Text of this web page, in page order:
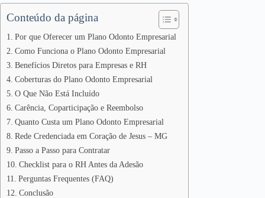
Conteúdo da página
Por que Oferecer um Plano Odonto Empresarial
Como Funciona o Plano Odonto Empresarial
Benefícios Diretos para Empresas e RH
Coberturas do Plano Odonto Empresarial
O Que Não Está Incluído
Carência, Coparticipação e Reembolso
Quanto Custa um Plano Odonto Empresarial
Rede Credenciada em Coração de Jesus – MG
Passo a Passo para Contratar
Checklist para o RH Antes da Adesão
Perguntas Frequentes (FAQ)
Conclusão